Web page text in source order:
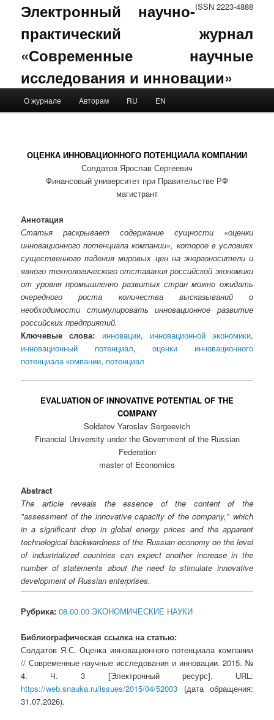
ISSN 2223-4888
Электронный научно-
практический журнал
«Современные научные
исследования и инновации»
Skip to primary content
Skip to secondary content
О журнале Авторам RU EN
ОЦЕНКА ИННОВАЦИОННОГО ПОТЕНЦИАЛА КОМПАНИИ
Солдатов Ярослав Сергеевич
Финансовый университет при Правительстве РФ
магистрант
Аннотация
Статья раскрывает содержание сущности «оценки
инновационного потенциала компании», которое в условиях
существенного падения мировых цен на энергоносители и
явного технологического отставания российской экономики
от уровня промышленно развитых стран можно ожидать
очередного роста количества высказываний о
необходимости стимулировать инновационное развитие
российских предприятий.
Ключевые слова:
инновации, инновационной экономики,
инновационный потенциал,оценки инновационного
потенциала компании, потенциал
EVALUATION OF INNOVATIVE POTENTIAL OF THE
COMPANY
Soldatov Yaroslav Sergeevich
Financial University under the Government of the Russian
Federation
master of Economics
Abstract
The article reveals the essence of the content of the
"assessment of the innovative capacity of the company," which
in a significant drop in global energy prices and the apparent
technological backwardness of the Russian economy on the level
of industrialized countries can expect another increase in the
number of statements about the need to stimulate innovative
development of Russian enterprises.
Рубрика: 08.00.00 ЭКОНОМИЧЕСКИЕ НАУКИ
Библиографическая ссылка на статью:
Солдатов Я.С. Оценка инновационного потенциала компании
// Современные научные исследования и инновации. 2015. №
4. Ч. 3 [Электронный ресурс]. URL:
https://web.snauka.ru/issues/2015/04/52003 (дата обращения:
31.07.2026).